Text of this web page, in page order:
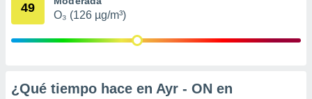
publicidad
49
O₃ (126 µg/m³)
¿Qué tiempo hace en Ayr - ON en